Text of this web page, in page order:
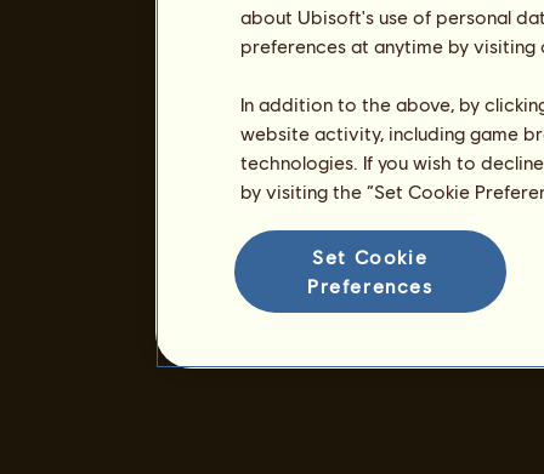
about Ubisoft's use of personal
preferences at anytime by
In addition to the above, by
website activity, including game
technologies. If you wish to
by visiting the “Set Cookie
Set Cookie
Preferences